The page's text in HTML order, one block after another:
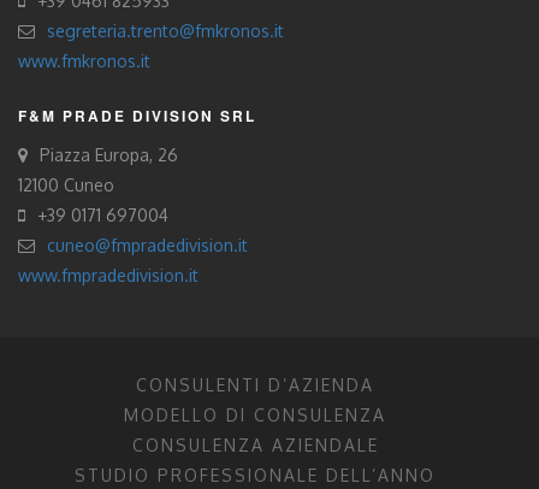
segreteria.trento@fmkronos.it
www.fmkronos.it
F&M PRADE DIVISION SRL
Piazza Europa, 26
12100 Cuneo
+39 0171 697004
cuneo@fmpradedivision.it
www.fmpradedivision.it
CONSULENTI D’AZIENDA
MODELLO DI CONSULENZA
CONSULENZA AZIENDALE
STUDIO PROFESSIONALE DELL’ANNO